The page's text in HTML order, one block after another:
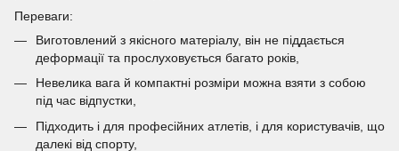
Переваги:
Виготовлений з якісного матеріалу, він не піддається
деформації та прослуховується багато років,
Невелика вага й компактні розміри можна взяти з собою
під час відпустки,
Підходить і для професійних атлетів, і для користувачів, що
далекі від спорту,